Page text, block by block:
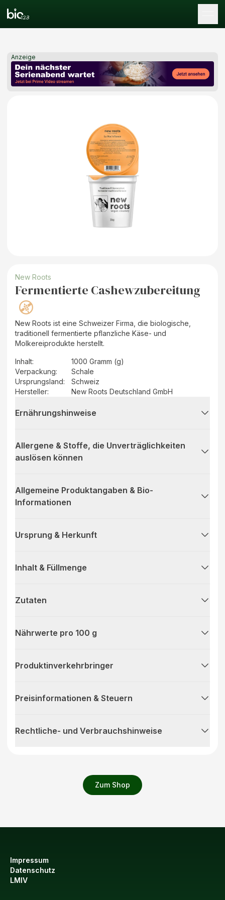
Anzeige
Zum Shop
New Roots
Fermentierte Cashewzubereitung
New Roots ist eine Schweizer Firma, die biologische,
traditionell fermentierte pflanzliche Käse- und
Molkereiprodukte herstellt.
Inhalt:
1000 Gramm (g)
Verpackung:
Schale
Ursprungsland:
Schweiz
Hersteller: New Roots Deutschland GmbH
Ernährungshinweise
Allergene & Stoffe, die Unverträglichkeiten
auslösen können
Allgemeine Produktangaben & Bio-
Informationen
Ursprung & Herkunft
Inhalt & Füllmenge
Zutaten
Nährwerte pro 100 g
Produktinverkehrbringer
Preisinformationen & Steuern
Rechtliche- und Verbrauchshinweise
Impressum
Datenschutz
LMIV